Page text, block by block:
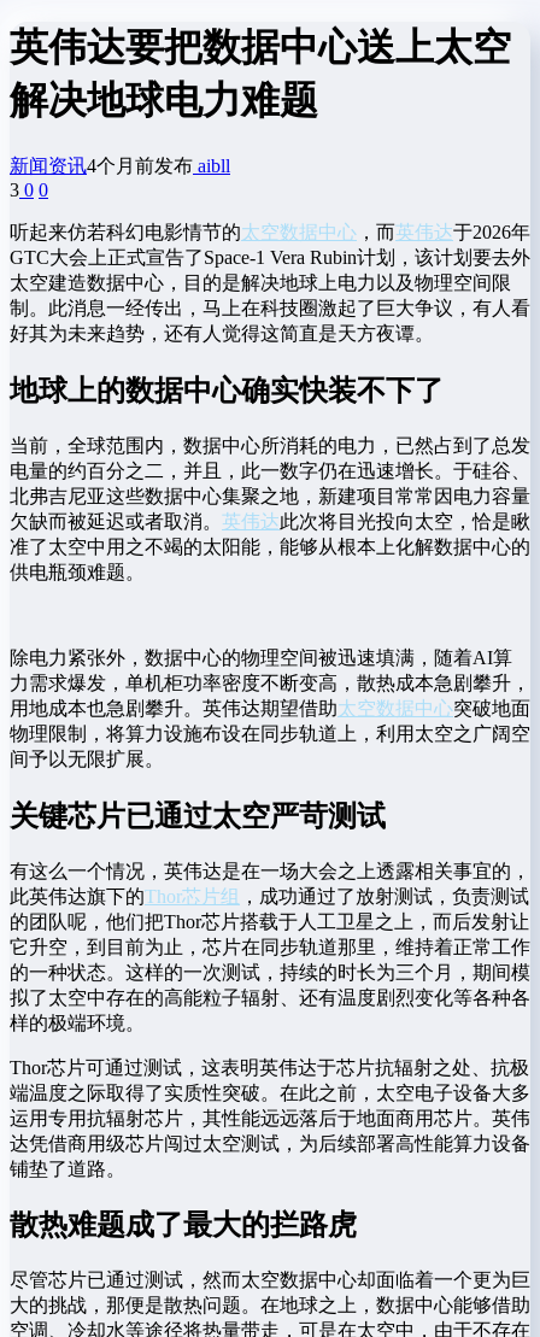
英伟达要把数据中心送上太空
解决地球电力难题
新闻资讯4个月前发布 aibll
3 0 0
听起来仿若科幻电影情节的太空数据中心 ，而英伟达于2026年
GTC大会上正式宣告了Space-1 Vera Rubin计划，该计划要去外
太空建造数据中心，目的是解决地球上电力以及物理空间限
制。此消息一经传出，马上在科技圈激起了巨大争议，有人看
好其为未来趋势，还有人觉得这简直是天方夜谭。
地球上的数据中心确实快装不下了
当前，全球范围内，数据中心所消耗的电力，已然占到了总发
电量的约百分之二，并且，此一数字仍在迅速增长。于硅谷、
北弗吉尼亚这些数据中心集聚之地，新建项目常常因电力容量
欠缺而被延迟或者取消。 英伟达此次将目光投向太空，恰是瞅
准了太空中用之不竭的太阳能，能够从根本上化解数据中心的
供电瓶颈难题。
除电力紧张外，数据中心的物理空间被迅速填满，随着AI算
力需求爆发，单机柜功率密度不断变高，散热成本急剧攀升，
用地成本也急剧攀升。英伟达期望借助太空数据中心突破地面
物理限制，将算力设施布设在同步轨道上，利用太空之广阔空
间予以无限扩展。
关键芯片已通过太空严苛测试
有这么一个情况，英伟达是在一场大会之上透露相关事宜的，
此英伟达旗下的Thor芯片组
，成功通过了放射测试，负责测试
的团队呢，他们把Thor芯片搭载于人工卫星之上，而后发射让
它升空，到目前为止，芯片在同步轨道那里，维持着正常工作
的一种状态。这样的一次测试，持续的时长为三个月，期间模
拟了太空中存在的高能粒子辐射、还有温度剧烈变化等各种各
样的极端环境。
Thor芯片可通过测试，这表明英伟达于芯片抗辐射之处、抗极
端温度之际取得了实质性突破。在此之前，太空电子设备大多
运用专用抗辐射芯片，其性能远远落后于地面商用芯片。英伟
达凭借商用级芯片闯过太空测试，为后续部署高性能算力设备
铺垫了道路。
散热难题成了最大的拦路虎
尽管芯片已通过测试，然而太空数据中心却面临着一个更为巨
大的挑战，那便是散热问题。在地球之上，数据中心能够借助
空调、冷却水等途径将热量带走，可是在太空中，由于不存在